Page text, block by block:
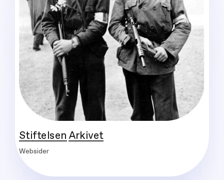
Stiftelsen Arkivet
Websider